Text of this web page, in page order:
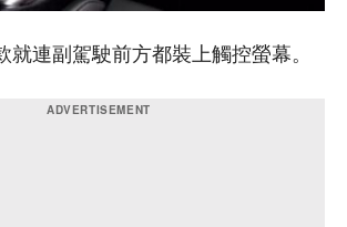
連副駕駛前方都裝上觸控螢幕。